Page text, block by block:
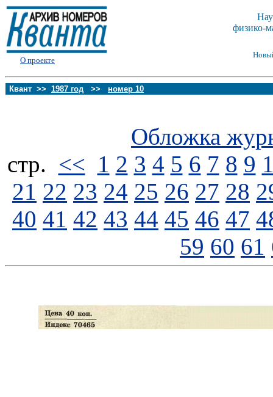
О проекте
физико-
Квант >> 1987 год >> номер 10
Обложка
стp. << 1 2 3 4 5 6 7 8 9
21 22 23 24 25 26 27 28
40 41 42 43 44 45 46 47
59 60 61